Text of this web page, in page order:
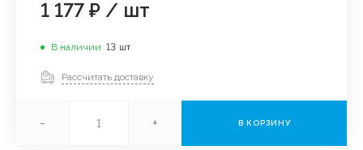
1 177 ₽ / шт
В наличии 13 шт
Рассчитать доставку
- + В КОРЗИНУ